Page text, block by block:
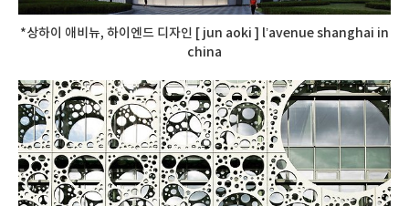
*상하이 애비뉴, 하이엔드 디자인 [ jun aoki ] l’avenue shanghai in
china